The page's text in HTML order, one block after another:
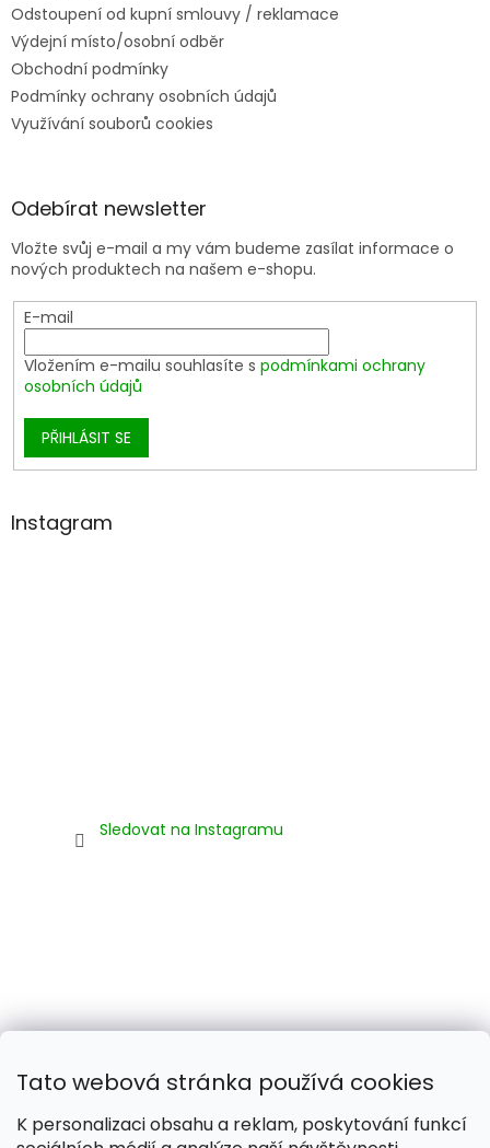
Tato webová stránka používá cookies
K personalizaci obsahu a reklam, poskytování funkcí
Odstoupení od kupní smlouvy / reklamace
Výdejní místo/osobní odběr
Obchodní podmínky
Podmínky ochrany osobních údajů
Využívání souborů cookies
Odebírat newsletter
Vložte svůj e-mail a my vám budeme zasílat informace o
nových produktech na našem e-shopu.
E-mail
Vložením e-mailu souhlasíte s podmínkami ochrany
osobních údajů
PŘIHLÁSIT SE
Instagram
Sledovat na Instagramu